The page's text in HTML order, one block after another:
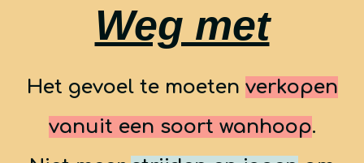
Weg met
Het gevoel te moeten verkopen
vanuit een soort wanhoop.